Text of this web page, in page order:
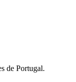
de Portugal.